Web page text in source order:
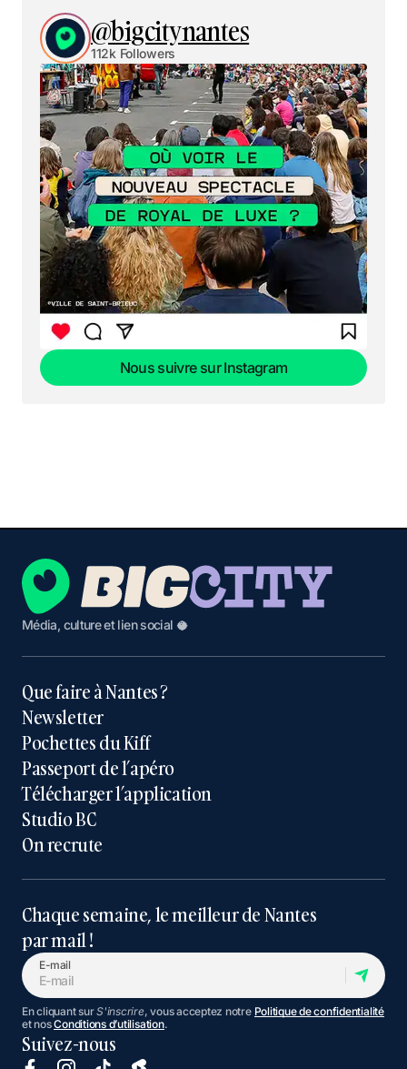
@bigcitynantes
112k Followers
Nous suivre sur Instagram
Média, culture et lien social 🥥
Que faire à Nantes ?
Newsletter
Pochettes du Kiff
Passeport de l’apéro
Télécharger l’application
Studio BC
On recrute
Chaque semaine, le meilleur de Nantes
par mail !
E-mail
En cliquant surS'inscrire, vous acceptez notre Politique de confidentialité
et nosConditions d’utilisation.
Suivez-nous